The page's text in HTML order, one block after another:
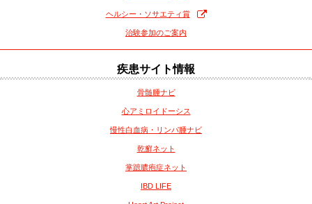
ヘルシー・ソサエティ賞
治験参加のご案内
疾患サイト情報
骨髄腫ナビ
心アミロイドーシス
慢性白血病・リンパ腫ナビ
乾癬ネット
掌蹠膿疱症ネット
IBD LIFE